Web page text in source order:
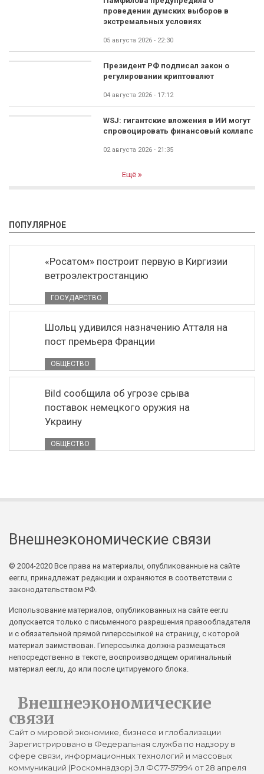
проведении думских выборов в
экстремальных условиях
05 августа 2026 - 22:30
Президент РФ подписал закон о
регулировании криптовалют
04 августа 2026 - 17:12
WSJ: гигантские вложения в ИИ могут
спровоцировать финансовый коллапс
02 августа 2026 - 21:35
Ещё
ПОПУЛЯРНОЕ
«Росатом» построит первую в Киргизии
ветроэлектростанцию
ГОСУДАРСТВО
Шольц удивился назначению Атталя на
пост премьера Франции
ОБЩЕСТВО
Bild сообщила об угрозе срыва
поставок немецкого оружия на
Украину
ОБЩЕСТВО
Внешнеэкономические связи
© 2004-2020 Все права на материалы, опубликованные на сайте
eer.ru, принадлежат редакции и охраняются в соответствии с
законодательством РФ.
Использование материалов, опубликованных на сайте eer.ru
допускается только с письменного разрешения правообладателя
и с обязательной прямой гиперссылкой на страницу, с которой
материал заимствован. Гиперссылка должна размещаться
непосредственно в тексте, воспроизводящем оригинальный
материал eer.ru, до или после цитируемого блока.
Внешнеэкономические
связи
Сайт о мировой экономике, бизнесе и глобализации
Зарегистрировано в Федеральная служба по надзору в
сфере связи, информационных технологий и массовых
коммуникаций (Роскомнадзор) Эл ФС77-57994 от 28 апреля